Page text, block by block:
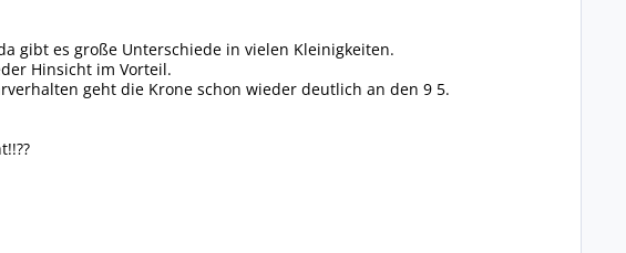
gibt es große Unterschiede in vielen Kleinigkeiten.
Hinsicht im Vorteil.
geht die Krone schon wieder deutlich an den 9 5.